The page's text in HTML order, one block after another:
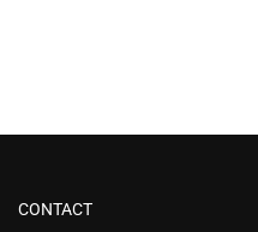
CONTACT